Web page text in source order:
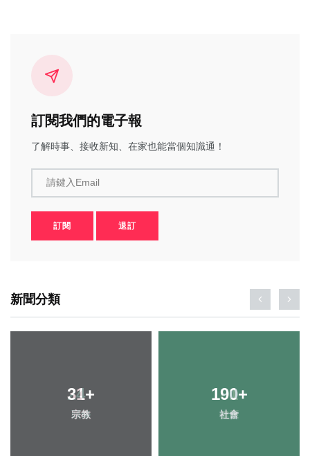
訂閱我們的電子報
了解時事、接收新知、在家也能當個知識通！
請鍵入Email
訂閱 退訂
新聞分類
31+
宗教
190+
社會
24+
頭條
101+
健康